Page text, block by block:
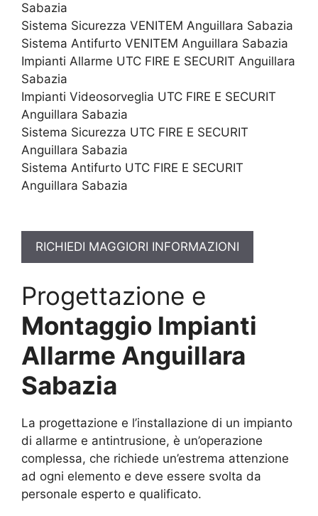
Sabazia
Sistema Sicurezza VENITEM Anguillara Sabazia
Sistema Antifurto VENITEM Anguillara Sabazia
Impianti Allarme UTC FIRE E SECURIT Anguillara
Sabazia
Impianti Videosorveglia UTC FIRE E SECURIT
Anguillara Sabazia
Sistema Sicurezza UTC FIRE E SECURIT
Anguillara Sabazia
Sistema Antifurto UTC FIRE E SECURIT
Anguillara Sabazia
RICHIEDI MAGGIORI INFORMAZIONI
Progettazione e
Montaggio Impianti
Allarme Anguillara
Sabazia
La progettazione e l’installazione di un impianto
di allarme e antintrusione, è un’operazione
complessa, che richiede un’estrema attenzione
ad ogni elemento e deve essere svolta da
personale esperto e qualificato.